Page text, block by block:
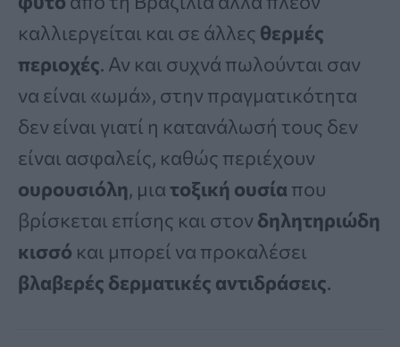
καλλιεργείται και σε άλλες θερμές
περιοχές. Αν και συχνά πωλούνται σαν
να είναι «ωμά», στην πραγματικότητα
δεν είναι γιατί η κατανάλωσή τους δεν
είναι ασφαλείς, καθώς περιέχουν
ουρουσιόλη, μιατοξική ουσία που
βρίσκεται επίσης και στον δηλητηριώδη
κισσό και μπορεί να προκαλέσει
βλαβερές δερματικές αντιδράσεις.